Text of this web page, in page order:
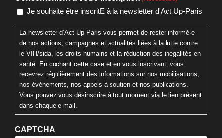
Consentement à votre inscription (Nécessaire)
Je souhaite être inscritE à la newsletter d'Act Up-Paris
La newsletter d’Act Up-Paris vous permet de rester informé·e
de nos actions, campagnes et actualités liées à la lutte contre
le VIH/sida, les droits humains et la réduction des inégalités en
santé. En cochant cette case et en vous inscrivant, vous
recevrez régulièrement des informations sur nos mobilisations,
nos événements, nos appels à soutien et nos publications.
dans chaque e-mail.